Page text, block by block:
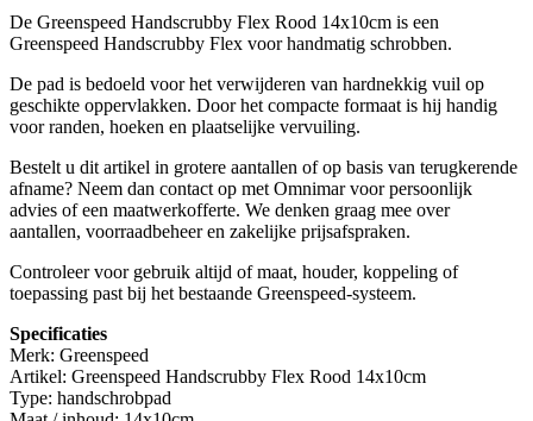
De Greenspeed Handscrubby Flex Rood 14x10cm is een
Greenspeed Handscrubby Flex voor handmatig schrobben.
De pad is bedoeld voor het verwijderen van hardnekkig vuil op
geschikte oppervlakken. Door het compacte formaat is hij handig
voor randen, hoeken en plaatselijke vervuiling.
Bestelt u dit artikel in grotere aantallen of op basis van terugkerende
afname? Neem dan contact op met Omnimar voor persoonlijk
advies of een maatwerkofferte. We denken graag mee over
aantallen, voorraadbeheer en zakelijke prijsafspraken.
Controleer voor gebruik altijd of maat, houder, koppeling of
toepassing past bij het bestaande Greenspeed-systeem.
Specificaties
Merk: Greenspeed
Artikel: Greenspeed Handscrubby Flex Rood 14x10cm
Type: handschrobpad